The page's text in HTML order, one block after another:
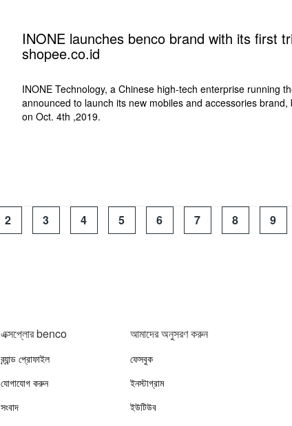
INONE launches benco brand with its first
shopee.co.id
INONE Technology, a Chinese high-tech enterprise running
announced to launch its new mobiles and accessories
on Oct. 4th ,2019.
2 3 4 5 6 7 8 9
এক্সপ্লোর benco
ব্র্যান্ড প্রোফাইল
যোগাযোগ করুন
সংবাদ
আমাদের অনুসরণ করুন
ফেসবুক
ইনস্টাগ্রাম
ইউটিউব